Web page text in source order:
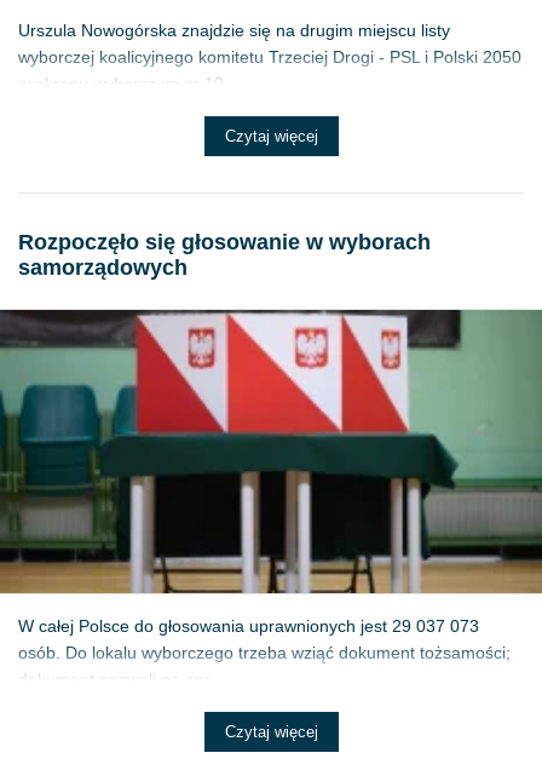
Urszula Nowogórska znajdzie się na drugim miejscu listy
wyborczej koalicyjnego komitetu Trzeciej Drogi - PSL i Polski 2050
w okręgu wyborczym nr 10...
Czytaj więcej
Rozpoczęło się głosowanie w wyborach
samorządowych
W całej Polsce do głosowania uprawnionych jest 29 037 073
osób. Do lokalu wyborczego trzeba wziąć dokument tożsamości;
dokument pozwoli na zna...
Czytaj więcej